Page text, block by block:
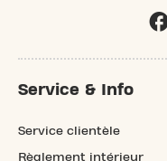
Service & Info
Service clientèle
Règlement intérieur